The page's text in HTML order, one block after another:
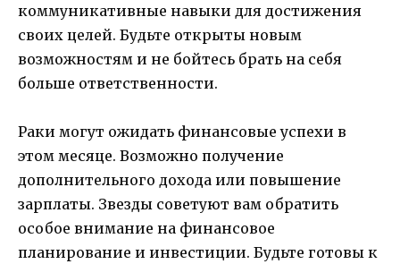
коммуникативные навыки для достижения
своих целей. Будьте открыты новым
возможностям и не бойтесь брать на себя
больше ответственности.
Раки могут ожидать финансовые успехи в
этом месяце. Возможно получение
дополнительного дохода или повышение
зарплаты. Звезды советуют вам обратить
особое внимание на финансовое
планирование и инвестиции. Будьте готовы к